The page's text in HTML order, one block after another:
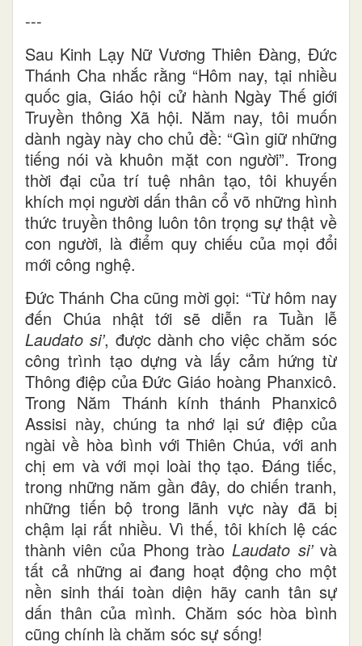
---
Sau Kinh Lạy Nữ Vương Thiên Đàng, Đức
Thánh Cha nhắc rằng “Hôm nay, tại nhiều
quốc gia, Giáo hội cử hành Ngày Thế giới
Truyền thông Xã hội. Năm nay, tôi muốn
dành ngày này cho chủ đề: “Gìn giữ những
tiếng nói và khuôn mặt con người”. Trong
thời đại của trí tuệ nhân tạo, tôi khuyến
khích mọi người dấn thân cổ võ những hình
thức truyền thông luôn tôn trọng sự thật về
con người, là điểm quy chiếu của mọi đổi
mới công nghệ.
Đức Thánh Cha cũng mời gọi: “Từ hôm nay
đến Chúa nhật tới sẽ diễn ra Tuần lễ
Laudato si’, được dành cho việc chăm sóc
công trình tạo dựng và lấy cảm hứng từ
Thông điệp của Đức Giáo hoàng Phanxicô.
Trong Năm Thánh kính thánh Phanxicô
Assisi này, chúng ta nhớ lại sứ điệp của
ngài về hòa bình với Thiên Chúa, với anh
chị em và với mọi loài thọ tạo. Đáng tiếc,
trong những năm gần đây, do chiến tranh,
những tiến bộ trong lãnh vực này đã bị
chậm lại rất nhiều. Vì thế, tôi khích lệ các
thành viên của Phong trào Laudato si’và
tất cả những ai đang hoạt động cho một
nền sinh thái toàn diện hãy canh tân sự
dấn thân của mình. Chăm sóc hòa bình
cũng chính là chăm sóc sự sống!